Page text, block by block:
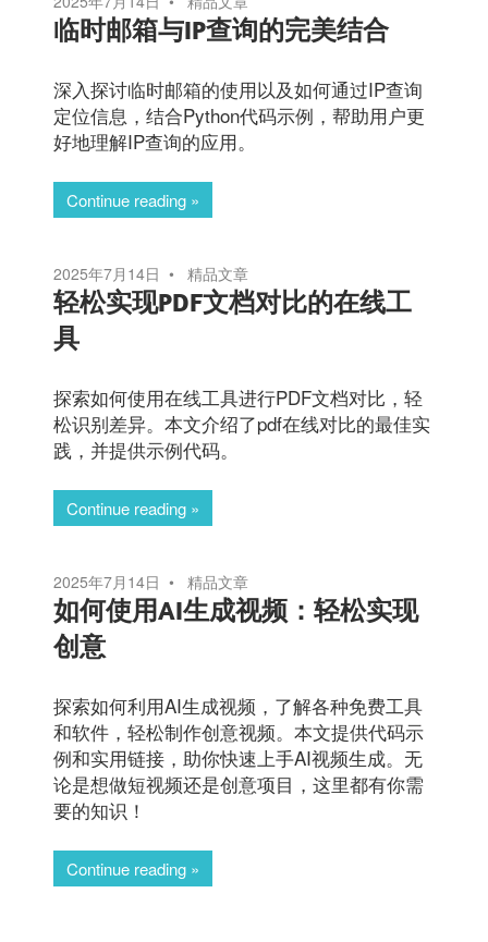
临时邮箱与IP查询的完美结合
深入探讨临时邮箱的使用以及如何通过IP查询
定位信息，结合Python代码示例，帮助用户更
好地理解IP查询的应用。
Continue reading
2025年7月14日 精品文章
轻松实现PDF文档对比的在线工
具
探索如何使用在线工具进行PDF文档对比，轻
松识别差异。本文介绍了pdf在线对比的最佳实
践，并提供示例代码。
Continue reading
2025年7月14日 精品文章
如何使用AI生成视频：轻松实现
创意
探索如何利用AI生成视频，了解各种免费工具
和软件，轻松制作创意视频。本文提供代码示
例和实用链接，助你快速上手AI视频生成。无
论是想做短视频还是创意项目，这里都有你需
要的知识！
Continue reading